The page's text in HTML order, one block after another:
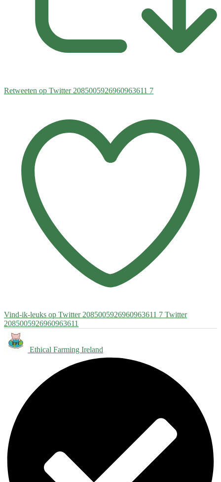
Retweeten op Twitter 2085005926960963611 7
Vind-ik-leuks op Twitter 2085005926960963611 7 Twitter
2085005926960963611
Ethical Farming Ireland